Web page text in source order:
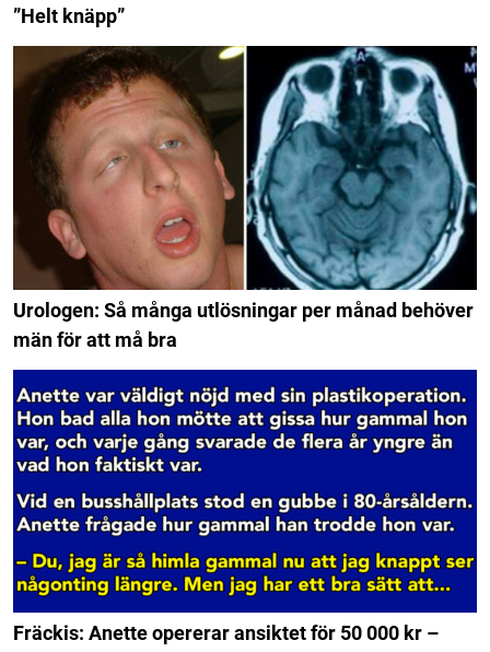
”Helt knäpp”
Urologen: Så många utlösningar per månad behöver
män för att må bra
Fräckis: Anette opererar ansiktet för 50 000 kr –